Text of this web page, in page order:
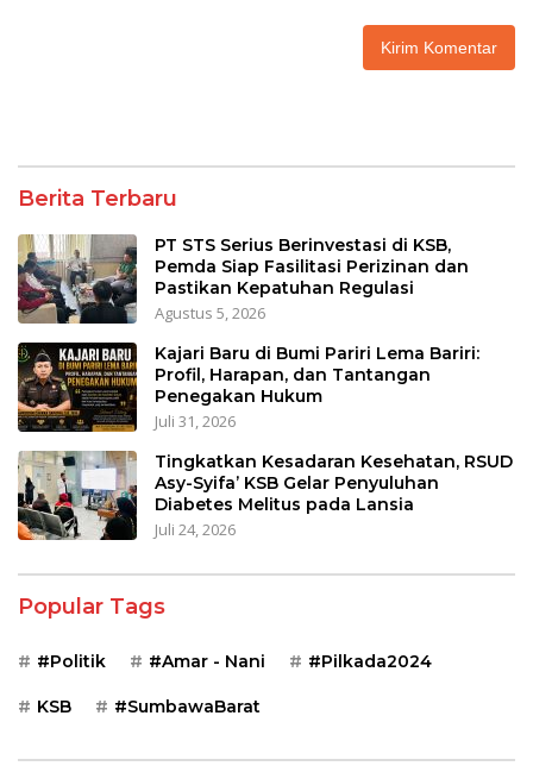
Berita Terbaru
PT STS Serius Berinvestasi di KSB,
Pemda Siap Fasilitasi Perizinan dan
Pastikan Kepatuhan Regulasi
Agustus 5, 2026
Kajari Baru di Bumi Pariri Lema Bariri:
Profil, Harapan, dan Tantangan
Penegakan Hukum
Juli 31, 2026
Tingkatkan Kesadaran Kesehatan, RSUD
Asy-Syifa’ KSB Gelar Penyuluhan
Diabetes Melitus pada Lansia
Juli 24, 2026
Popular Tags
#Politik #Amar - Nani #Pilkada2024
KSB #SumbawaBarat